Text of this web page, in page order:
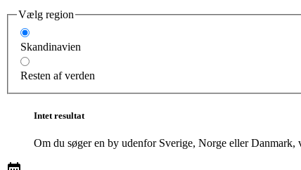
Vælg region
Skandinavien
Resten af verden
Intet resultat
Om du søger en by udenfor Sverige, Norge eller